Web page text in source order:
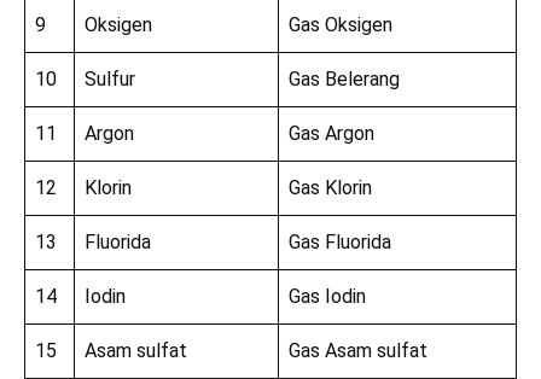
9 Oksigen Gas Oksigen
10 Sulfur Gas Belerang
11 Argon Gas Argon
12 Klorin Gas Klorin
13 Fluorida Gas Fluorida
14 Iodin Gas Iodin
15 Asam sulfat Gas Asam sulfat